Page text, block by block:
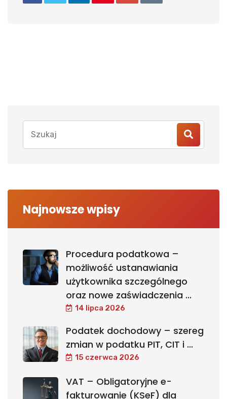
for:
Najnowsze wpisy
Procedura podatkowa –
możliwość ustanawiania
użytkownika szczególnego
oraz nowe zaświadczenia ...
14 lipca 2026
Podatek dochodowy – szereg
zmian w podatku PIT, CIT i ...
15 czerwca 2026
VAT – Obligatoryjne e-
fakturowanie (KSeF) dla